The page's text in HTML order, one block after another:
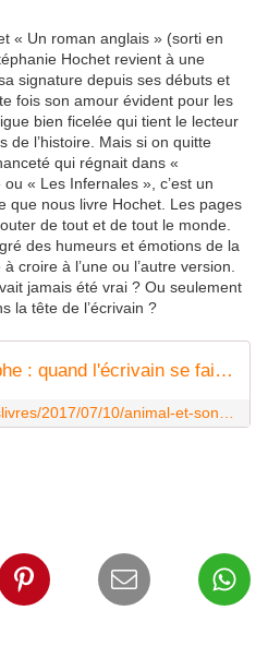
« Un roman anglais » (sorti en
Hochet revient à une
signature depuis ses débuts et
fois son amour évident pour les
bien ficelée qui tient le lecteur
de l’histoire. Mais si on quitte
qui régnait dans «
« Les Infernales », c’est un
que nous livre Hochet. Les pages
de tout et de tout le monde.
des humeurs et émotions de la
croire à l’une ou l’autre version.
jamais été vrai ? Ou seulement
la tête de l’écrivain ?
L'animal et son biographe : quand l'écrivain se fait prendre à son propre jeu